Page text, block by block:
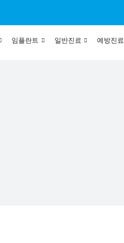
임플란트 일반진료 예방진료